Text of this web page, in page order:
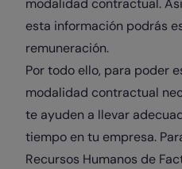
modalidad contractual.
esta información podrás
remuneración.
Por todo ello, para poder
modalidad contractual
te ayuden a llevar
tiempo en tu empresa.
Recursos Humanos de